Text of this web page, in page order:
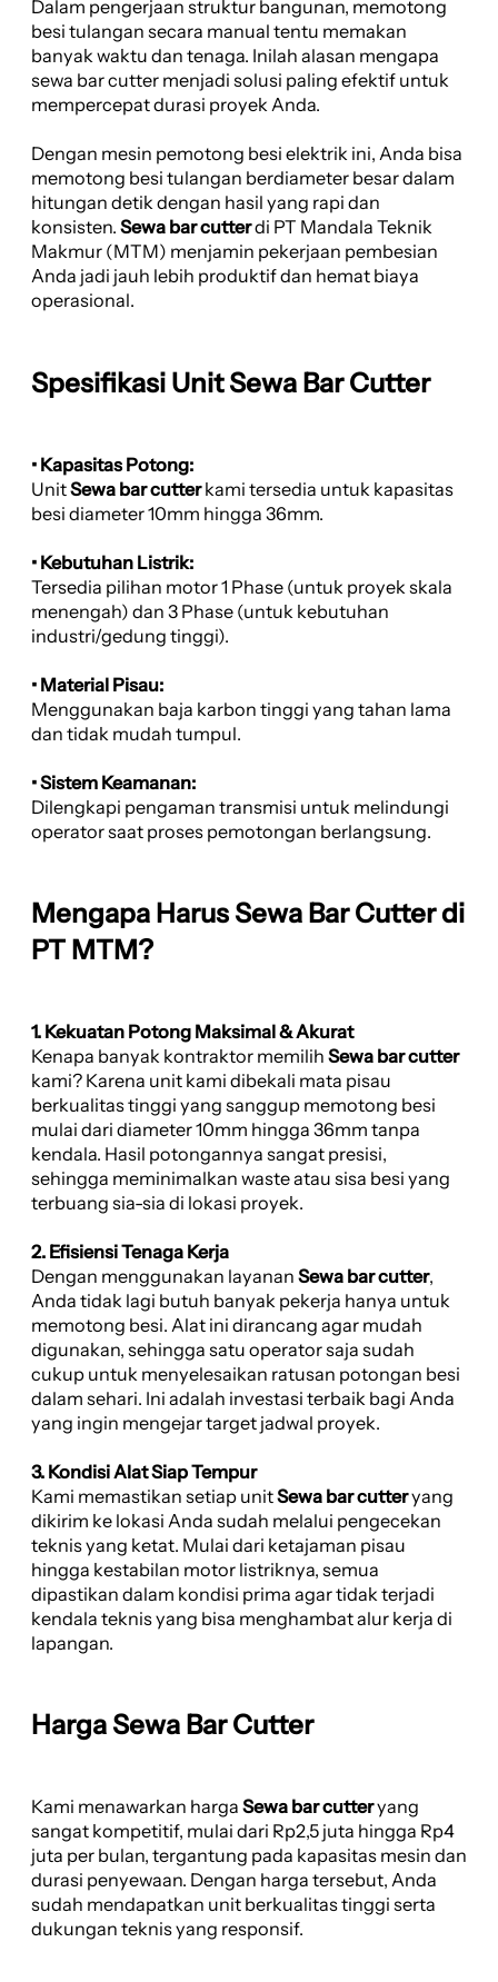
Dalam pengerjaan struktur bangunan, memotong
besi tulangan secara manual tentu memakan
banyak waktu dan tenaga. Inilah alasan mengapa
sewa bar cutter menjadi solusi paling efektif untuk
mempercepat durasi proyek Anda.
Dengan mesin pemotong besi elektrik ini, Anda bisa
memotong besi tulangan berdiameter besar dalam
hitungan detik dengan hasil yang rapi dan
konsisten. Sewa bar cutterdi PT Mandala Teknik
Makmur (MTM) menjamin pekerjaan pembesian
Anda jadi jauh lebih produktif dan hemat biaya
operasional.
Spesifikasi Unit Sewa Bar Cutter
• Kapasitas Potong:
UnitSewa bar cutterkami tersedia untuk kapasitas
besi diameter 10mm hingga 36mm.
• Kebutuhan Listrik:
Tersedia pilihan motor 1 Phase (untuk proyek skala
menengah) dan 3 Phase (untuk kebutuhan
industri/gedung tinggi).
• Material Pisau:
Menggunakan baja karbon tinggi yang tahan lama
dan tidak mudah tumpul.
• Sistem Keamanan:
Dilengkapi pengaman transmisi untuk melindungi
operator saat proses pemotongan berlangsung.
Mengapa Harus Sewa Bar Cutter di
PT MTM?
1. Kekuatan Potong Maksimal & Akurat
Kenapa banyak kontraktor memilih Sewa bar cutter
kami? Karena unit kami dibekali mata pisau
berkualitas tinggi yang sanggup memotong besi
mulai dari diameter 10mm hingga 36mm tanpa
kendala. Hasil potongannya sangat presisi,
sehingga meminimalkan waste atau sisa besi yang
terbuang sia-sia di lokasi proyek.
2. Efisiensi Tenaga Kerja
Dengan menggunakan layanan Sewa bar cutter,
Anda tidak lagi butuh banyak pekerja hanya untuk
memotong besi. Alat ini dirancang agar mudah
digunakan, sehingga satu operator saja sudah
cukup untuk menyelesaikan ratusan potongan besi
dalam sehari. Ini adalah investasi terbaik bagi Anda
yang ingin mengejar target jadwal proyek.
3. Kondisi Alat Siap Tempur
Kami memastikan setiap unitSewa bar cutteryang
dikirim ke lokasi Anda sudah melalui pengecekan
teknis yang ketat. Mulai dari ketajaman pisau
hingga kestabilan motor listriknya, semua
dipastikan dalam kondisi prima agar tidak terjadi
kendala teknis yang bisa menghambat alur kerja di
lapangan.
Harga Sewa Bar Cutter
Kami menawarkan harga Sewa bar cutteryang
sangat kompetitif, mulai dari Rp2,5 juta hingga Rp4
juta per bulan, tergantung pada kapasitas mesin dan
durasi penyewaan. Dengan harga tersebut, Anda
sudah mendapatkan unit berkualitas tinggi serta
dukungan teknis yang responsif.